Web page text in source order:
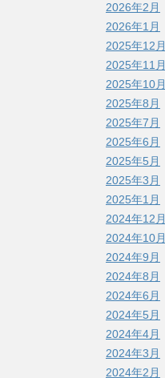
2026年2月
2026年1月
2025年12月
2025年11月
2025年10月
2025年8月
2025年7月
2025年6月
2025年5月
2025年3月
2025年1月
2024年12月
2024年10月
2024年9月
2024年8月
2024年6月
2024年5月
2024年4月
2024年3月
2024年2月